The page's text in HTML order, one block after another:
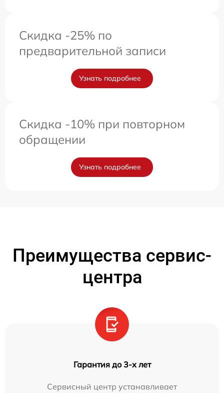
Скидка -25% по
предварительной записи
Узнать подробнее
Скидка -10% при повторном
обращении
Узнать подробнее
Преимущества сервис-
центра
Гарантия до 3-х лет
Сервисный центр устанавливает